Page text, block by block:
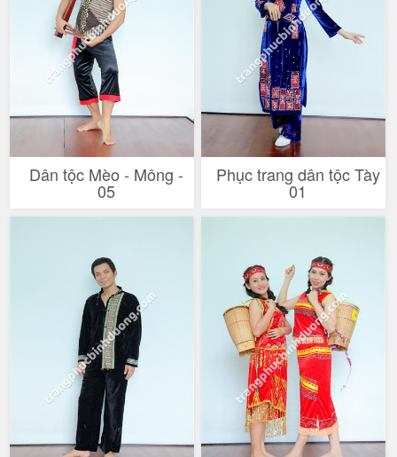
Dân tộc Mèo - Mông -
05
Phục trang dân tộc Tày
01